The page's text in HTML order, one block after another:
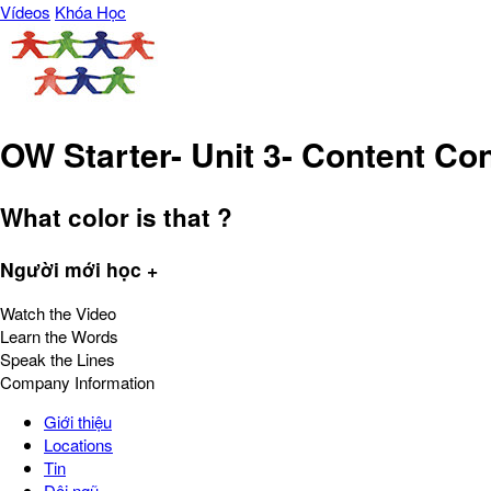
Vídeos Khóa Học
OW Starter- Unit 3- Content
What color is that ?
Người mới học +
Watch the Video
Learn the Words
Speak the Lines
Company Information
Giới thiệu
Locations
Tin